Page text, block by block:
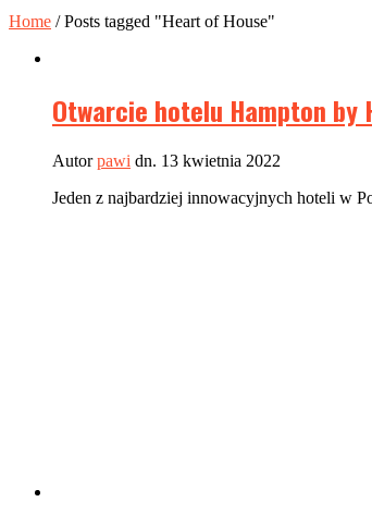
Home /Posts tagged "Heart of House"
Otwarcie hotelu Hampton
Autorpawi dn. 13 kwietnia 2022
Jeden z najbardziej innowacyjnych hoteli w